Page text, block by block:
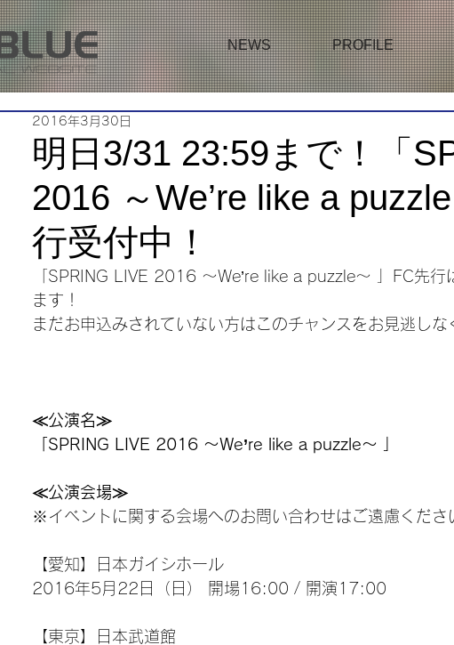
NEWS PROFILE
明日3/31 23:59まで！「
2016 ～We’re like a
行受付中！
2016年3月30日
「SPRING LIVE 2016 ～We’re like a puzzle～ 」FC先
ます！
まだお申込みされていない方はこのチャンスをお見逃しな
≪公演名≫
「SPRING LIVE 2016 ～We’re like a puzzle～ 」
≪公演会場≫
※イベントに関する会場へのお問い合わせはご遠慮くださ
【愛知】日本ガイシホール
2016年5月22日（日） 開場16:00 / 開演17:00
【東京】日本武道館